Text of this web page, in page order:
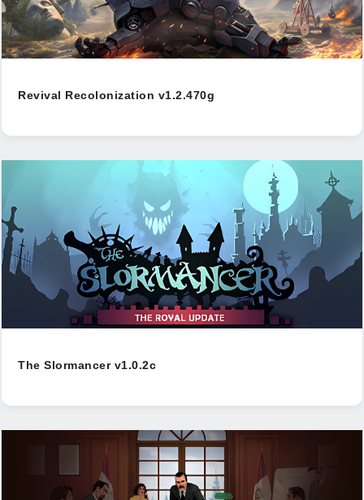
Revival Recolonization v1.2.470g
The Slormancer v1.0.2c